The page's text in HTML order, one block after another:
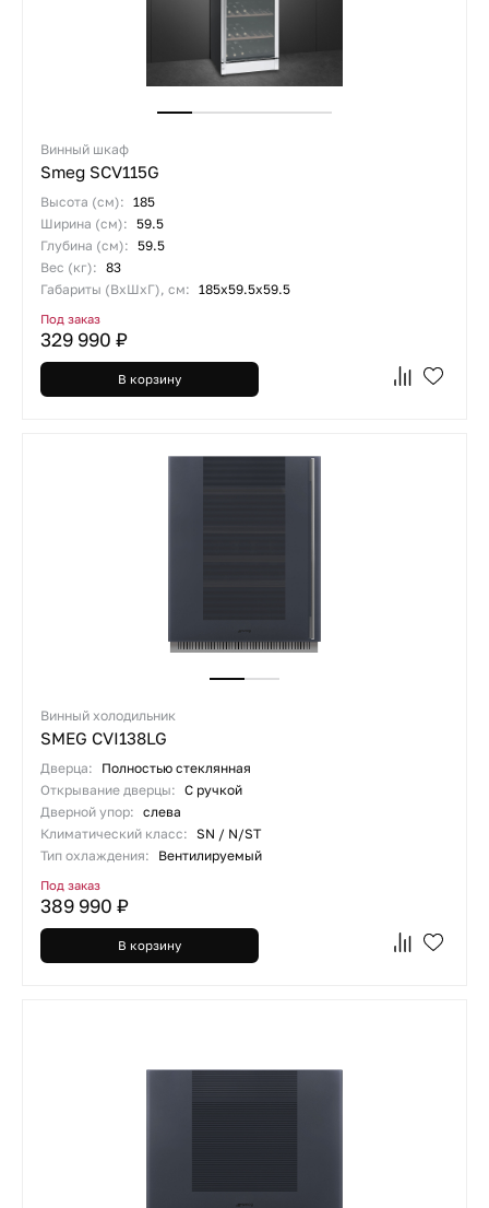
Винный шкаф
Smeg SCV115G
Высота (см): 185
Ширина (см): 59.5
Глубина (см): 59.5
Вес (кг): 83
Габариты (ВхШхГ), см: 185х59.5х59.5
Под заказ
329 990 ₽
В корзину
Винный холодильник
SMEG CVI138LG
Дверца:
Полностью стеклянная
Открывание дверцы: С ручкой
Дверной упор: слева
Климатический класс:
SN / N/ST
Тип охлаждения:
Вентилируемый
Под заказ
389 990 ₽
В корзину